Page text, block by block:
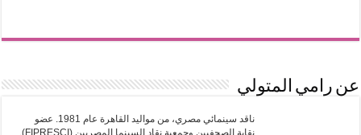
عن رامي المتولي
ناقد سينمائي مصري، من مواليد القاهرة عام 1981. عضو
نقابة الصحفيين وجمعية نقاد السينما المصريين (FIPRESCI).